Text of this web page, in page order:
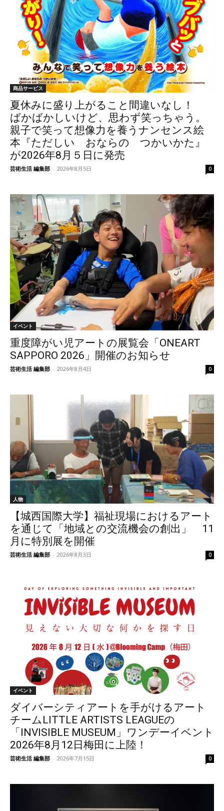
商品サービス
夏休みに盛り上がること間違いなし！
ばかばかしいけど、思わず笑っちゃう。
親子で笑って想像力を養うナンセンス絵
本『ただしい おならの つかいかた』
が2026年8月５日に発売
芸術生活 編集部 - 2026年8月5日 0
イベント
重度障がい児アートの展覧会「ONEART
SAPPORO 2026」開催のお知らせ
芸術生活 編集部 - 2026年8月4日 0
人物
【城西国際大学】福祉現場におけるアート
を通じて「地域との交流機会の創出」 11
月に特別展を開催
芸術生活 編集部 - 2026年8月3日 0
イベント
ダイバーシティアートを手がけるアート
チームLITTLE ARTISTS LEAGUEの
「INVISIBLE MUSEUM」ワンデーイベント
2026年8月12日梅田に上陸！
芸術生活 編集部 - 2026年7月15日 0